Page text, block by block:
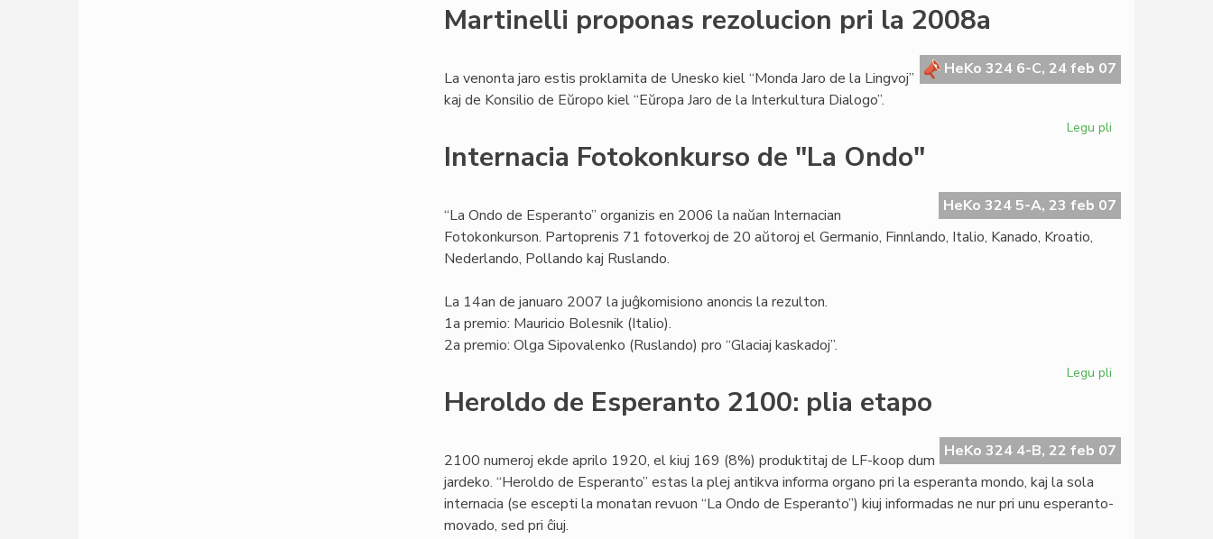
grapolbomboj
Martinelli proponas rezolucion pri la 2008a
HeKo 324 6-C, 24 feb 07
La venonta jaro estis proklamita de Unesko kiel “Monda Jaro de la Lingvoj”
kaj de Konsilio de Eŭropo kiel “Eŭropa Jaro de la Interkultura Dialogo”.
Legu pli
pri
la
Internacia Fotokonkurso de "La Ondo"
HeKo 324 5-A, 23 feb 07
“La Ondo de Esperanto” organizis en 2006 la naŭan Internacian
Fotokonkurson. Partoprenis 71 fotoverkoj de 20 aŭtoroj el Germanio, Finnlando, Italio, Kanado, Kroatio,
Nederlando, Pollando kaj Ruslando.
La 14an de januaro 2007 la juĝkomisiono anoncis la rezulton.
1a premio: Mauricio Bolesnik (Italio).
2a premio: Olga Sipovalenko (Ruslando) pro “Glaciaj kaskadoj”.
Legu pli
"La
Ondo"
Heroldo de Esperanto 2100: plia etapo
HeKo 324 4-B, 22 feb 07
2100 numeroj ekde aprilo 1920, el kiuj 169 (8%) produktitaj de LF-koop dum
jardeko. “Heroldo de Esperanto” estas la plej antikva informa organo pri la esperanta mondo, kaj la sola
internacia (se escepti la monatan revuon “La Ondo de Esperanto”) kiuj informadas ne nur pri unu esperanto-
movado, sed pri ĉiuj.